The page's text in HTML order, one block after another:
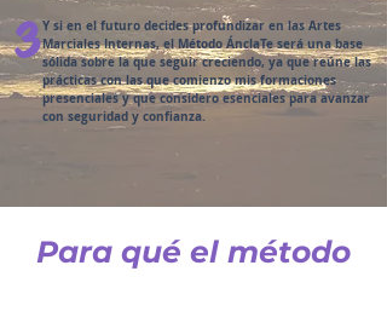
3 Y si en el futuro decides profundizar en las Artes
Marciales Internas, el Método ÁnclaTe será una base
sólida sobre la que seguir creciendo, ya que reúne las
prácticas con las que comienzo mis formaciones
presenciales y que considero esenciales para avanzar
con seguridad y confianza.
Para qué el método